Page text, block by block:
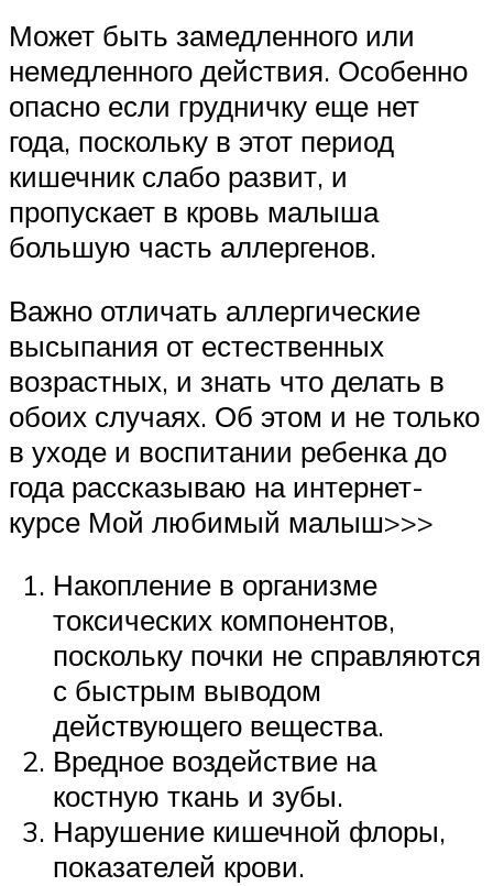
Может быть замедленного или
немедленного действия. Особенно
опасно если грудничку еще нет
года, поскольку в этот период
кишечник слабо развит, и
пропускает в кровь малыша
большую часть аллергенов.
Важно отличать аллергические
высыпания от естественных
возрастных, и знать что делать в
обоих случаях. Об этом и не только
в уходе и воспитании ребенка до
года рассказываю на интернет-
курсе Мой любимый малыш>>>
Накопление в организме
токсических компонентов,
поскольку почки не справляются
с быстрым выводом
действующего вещества.
Вредное воздействие на
костную ткань и зубы.
Нарушение кишечной флоры,
показателей крови.